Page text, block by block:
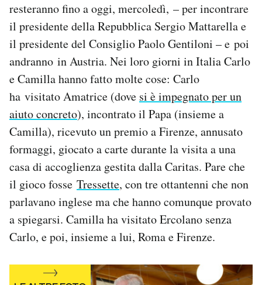
AREA PERSONALE
Area Personale
Newsletter
Notifiche mobile
Regala il Post
Esci
resteranno fino a oggi, mercoledì, – per incontrare
il presidente della Repubblica Sergio Mattarella e
il presidente del Consiglio Paolo Gentiloni – e poi
andranno in Austria. Nei loro giorni in Italia Carlo
e Camilla hanno fatto molte cose: Carlo
ha visitato Amatrice (dove si è impegnato per un
aiuto concreto), incontrato il Papa (insieme a
Camilla), ricevuto un premio a Firenze, annusato
formaggi, giocato a carte durante la visita a una
casa di accoglienza gestita dalla Caritas. Pare che
il gioco fosse Tressette, con tre ottantenni che non
parlavano inglese ma che hanno comunque provato
a spiegarsi. Camilla ha visitato Ercolano senza
Carlo, e poi, insieme a lui, Roma e Firenze.